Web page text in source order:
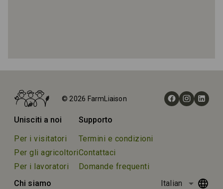
Fattorie
Agriturismo I Moresani
© 2026 FarmLiaison
Unisciti a noi
Per i visitatori
Per gli agricoltori
Per i lavoratori
Supporto
Termini e condizioni
Contattaci
Domande frequenti
Chi siamo
Italian arrow_drop_down